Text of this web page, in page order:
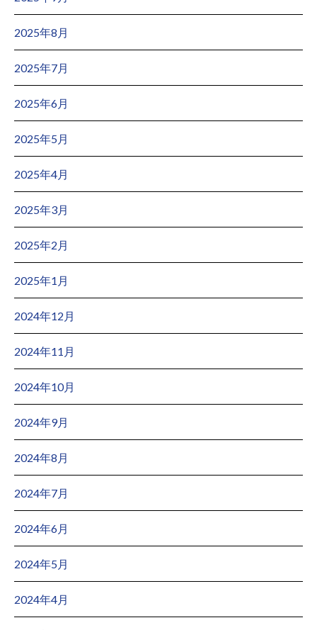
2025年8月
2025年7月
2025年6月
2025年5月
2025年4月
2025年3月
2025年2月
2025年1月
2024年12月
2024年11月
2024年10月
2024年9月
2024年8月
2024年7月
2024年6月
2024年5月
2024年4月